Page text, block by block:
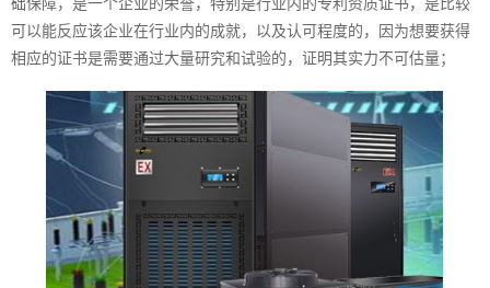
可以能反应该企业在行业内的成就，以及认可程度的，因为想要获得
相应的证书是需要通过大量研究和试验的，证明其实力不可估量；